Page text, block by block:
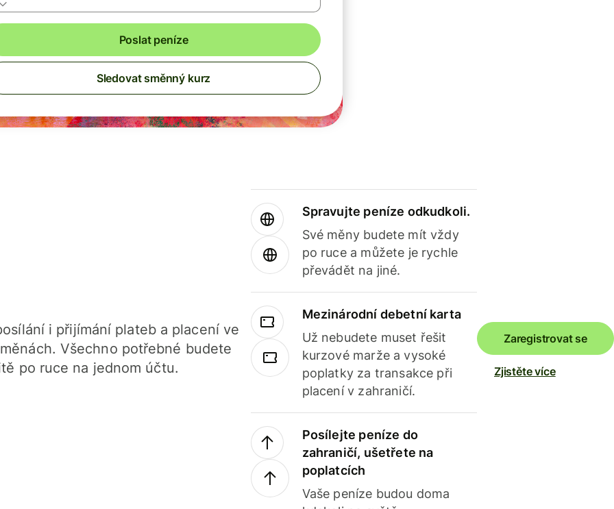
Poslat peníze
Sledovat směnný kurz
i přijímání plateb a placení ve
Všechno potřebné budete
po ruce na jednom účtu.
Spravujte peníze odkudkoli.
Své měny budete mít vždy
po ruce a můžete je rychle
převádět na jiné.
Mezinárodní debetní karta
Už nebudete muset řešit
kurzové marže a vysoké
poplatky za transakce při
placení v zahraničí.
Posílejte peníze do
zahraničí, ušetřete na
poplatcích
Vaše peníze budou doma
Zaregistrovat se
Zjistěte více